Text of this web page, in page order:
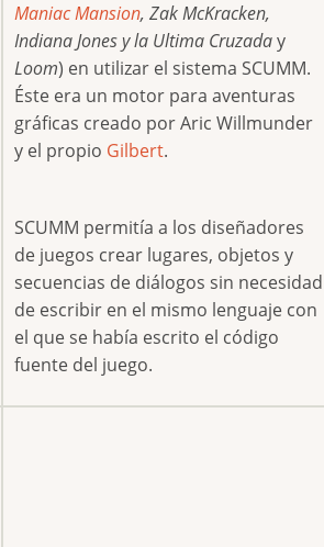
Maniac Mansion, Zak McKracken,
Indiana Jones y la Ultima Cruzaday
Loom) en utilizar el sistema SCUMM.
Éste era un motor para aventuras
gráficas creado por Aric Willmunder
y el propio Gilbert.
SCUMM permitía a los diseñadores
de juegos crear lugares, objetos y
secuencias de diálogos sin necesidad
de escribir en el mismo lenguaje con
el que se había escrito el código
fuente del juego.